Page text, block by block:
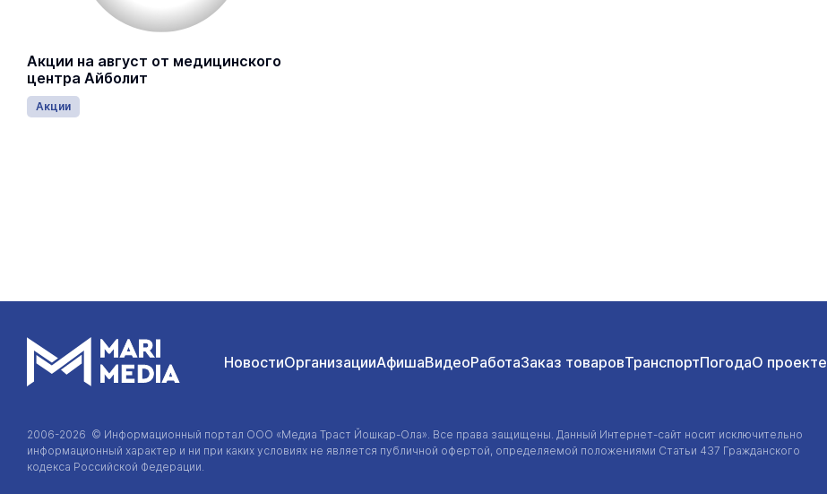
Акции на август от медицинского
центра Айболит
Акции
НовостиОрганизацииАфишаВидеоРаботаЗаказ товаровТранспортПогодаО проекте
2006-2026 © Информационный портал ООО «Медиа Траст Йошкар-Ола». Все права защищены. Данный Интернет-сайт носит исключительно
информационный характер и ни при каких условиях не является публичной офертой, определяемой положениями Статьи 437 Гражданского
кодекса Российской Федерации.